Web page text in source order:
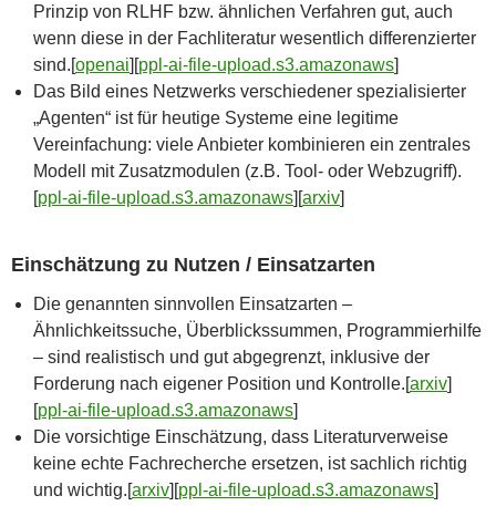
Prinzip von RLHF bzw. ähnlichen Verfahren gut, auch
wenn diese in der Fachliteratur wesentlich differenzierter
sind.[openai]​[ppl-ai-file-upload.s3.amazonaws]​
Das Bild eines Netzwerks verschiedener spezialisierter
„Agenten“ ist für heutige Systeme eine legitime
Vereinfachung: viele Anbieter kombinieren ein zentrales
Modell mit Zusatzmodulen (z.B. Tool- oder Webzugriff).
[ppl-ai-file-upload.s3.amazonaws]​[arxiv]​
Einschätzung zu Nutzen / Einsatzarten
Die genannten sinnvollen Einsatzarten –
Ähnlichkeitssuche, Überblickssummen, Programmierhilfe
– sind realistisch und gut abgegrenzt, inklusive der
Forderung nach eigener Position und Kontrolle.[arxiv]​
[ppl-ai-file-upload.s3.amazonaws]​
Die vorsichtige Einschätzung, dass Literaturverweise
keine echte Fachrecherche ersetzen, ist sachlich richtig
und wichtig.[arxiv]​[ppl-ai-file-upload.s3.amazonaws]​